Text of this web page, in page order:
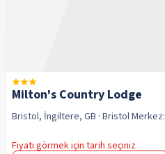
Milton's Country Lodge
Bristol, İngiltere, GB · BristolMerkez:
Fiyatı görmek için tarih seçiniz